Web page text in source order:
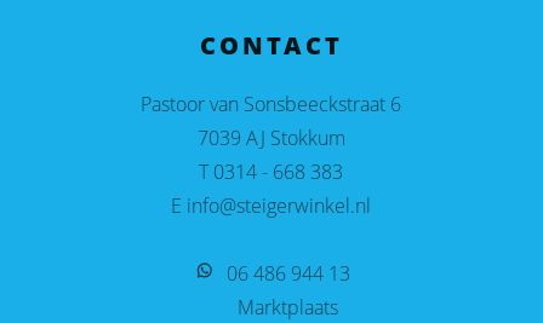
CONTACT
Pastoor van Sonsbeeckstraat 6
7039 AJ Stokkum
T 0314 - 668 383
E info@steigerwinkel.nl
06 486 944 13
Marktplaats